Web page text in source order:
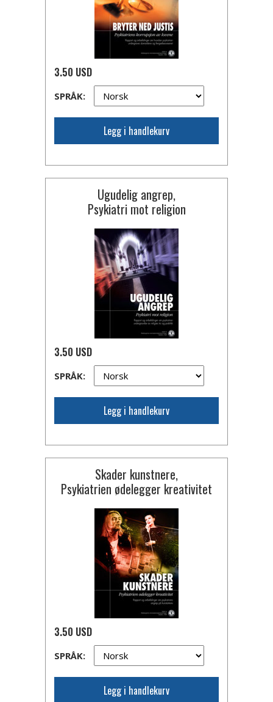
3.50 USD
SPRÅK:
Legg i handlekurv
Ugudelig angrep,
Psykiatri mot religion
3.50 USD
SPRÅK:
Legg i handlekurv
Skader kunstnere,
Psykiatrien ødelegger kreativitet
3.50 USD
SPRÅK:
Legg i handlekurv